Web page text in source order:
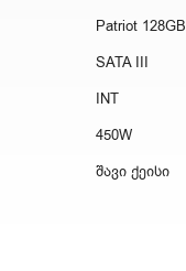
Patriot 128GB
SATA III
INT
450W
შავი ქეისი